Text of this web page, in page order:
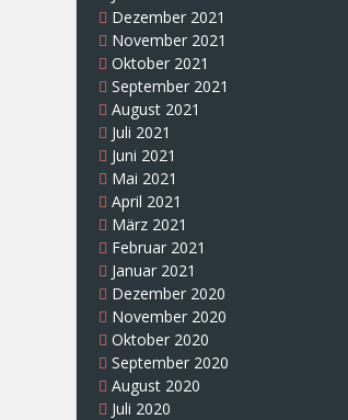
Dezember 2021
November 2021
Oktober 2021
September 2021
August 2021
Juli 2021
Juni 2021
Mai 2021
April 2021
März 2021
Februar 2021
Januar 2021
Dezember 2020
November 2020
Oktober 2020
September 2020
August 2020
Juli 2020